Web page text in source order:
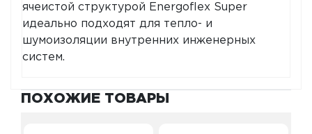
ячеистой структурой Energoflex Super
идеально подходят для тепло- и
шумоизоляции внутренних инженерных
систем.
ПОХОЖИЕ ТОВАРЫ